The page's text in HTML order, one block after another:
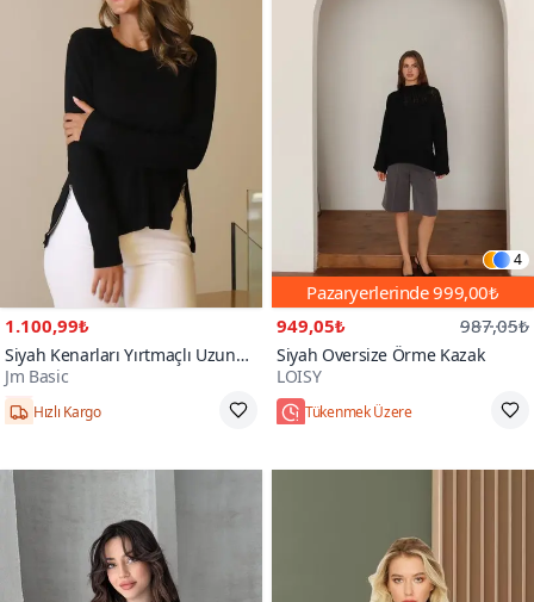
1.100,99₺
Siyah Kenarları Yırtmaçlı Uzun
Kollu Triko Bluz
Jm Basic
Hızlı Kargo
4
Pazaryerlerinde999,00₺
949,05₺
987,05₺
Siyah Oversize Örme Kazak
LOISY
Tükenmek Üzere